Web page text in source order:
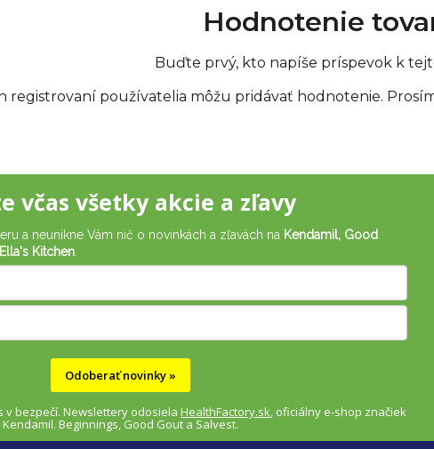
Hodnotenie
Buďte prvý, kto napíše príspevok k
registrovaní používatelia môžu pridávať hodnotenie.
včas všetky akcie a zľavy
a neunikne Vám nič o novinkách a zľavách na Kendamil, Good
Kitchen.
Odoberať novinky »
v bezpečí. Newslettery odosiela HealthFactory.sk, oficiálny e-shop značiek
Kendamil. Beginnings, Good Gout a Salvest.